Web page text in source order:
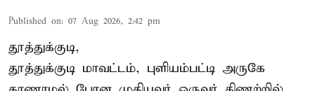
Published on: 07 Aug 2026, 2:42 pm
தூத்துக்குடி,
தூத்துக்குடி மாவட்டம், புளியம்பட்டி அருகே